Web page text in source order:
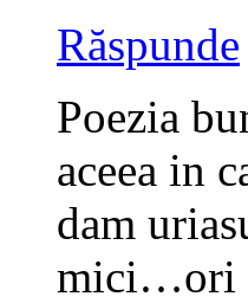
Răspunde
Poezia
aceea in
dam
mici…ori